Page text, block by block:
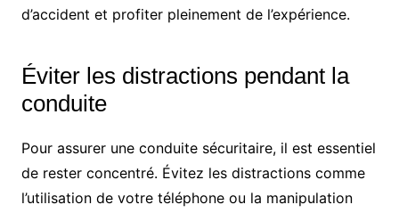
d’accident et profiter pleinement de l’expérience.
Éviter les distractions pendant la
conduite
Pour assurer une conduite sécuritaire, il est essentiel
de rester concentré. Évitez les distractions comme
l’utilisation de votre téléphone ou la manipulation